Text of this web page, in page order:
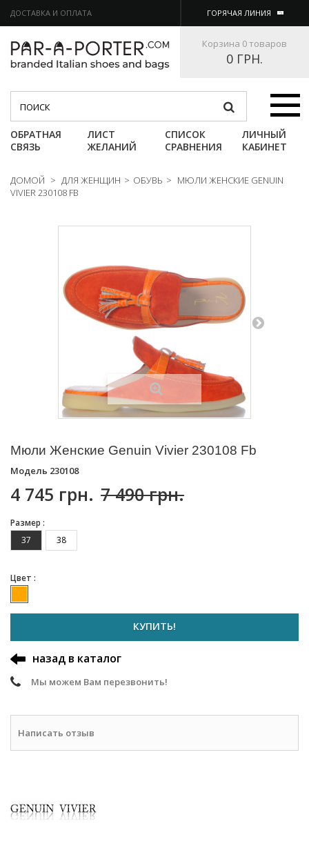
ДОСТАВКА И ОПЛАТА ГОРЯЧАЯ ЛИНИЯ
Корзина 0 товаров
0 ГРН.
Категории
ОБРАТНАЯ
СВЯЗЬ
ЛИСТ
ЖЕЛАНИЙ
СПИСОК
СРАВНЕНИЯ
ЛИЧНЫЙ
КАБИНЕТ
ДОМОЙ > ДЛЯ ЖЕНЩИН > ОБУВЬ > МЮЛИ ЖЕНСКИЕ GENUIN
VIVIER 230108 FB
Мюли Женские Genuin Vivier 230108 Fb
Модель 230108
4 745 грн. 7 490 грн.
Размер :
37
38
Цвет :
КУПИТЬ!
назад в каталог
Мы можем Вам перезвонить!
Написать отзыв